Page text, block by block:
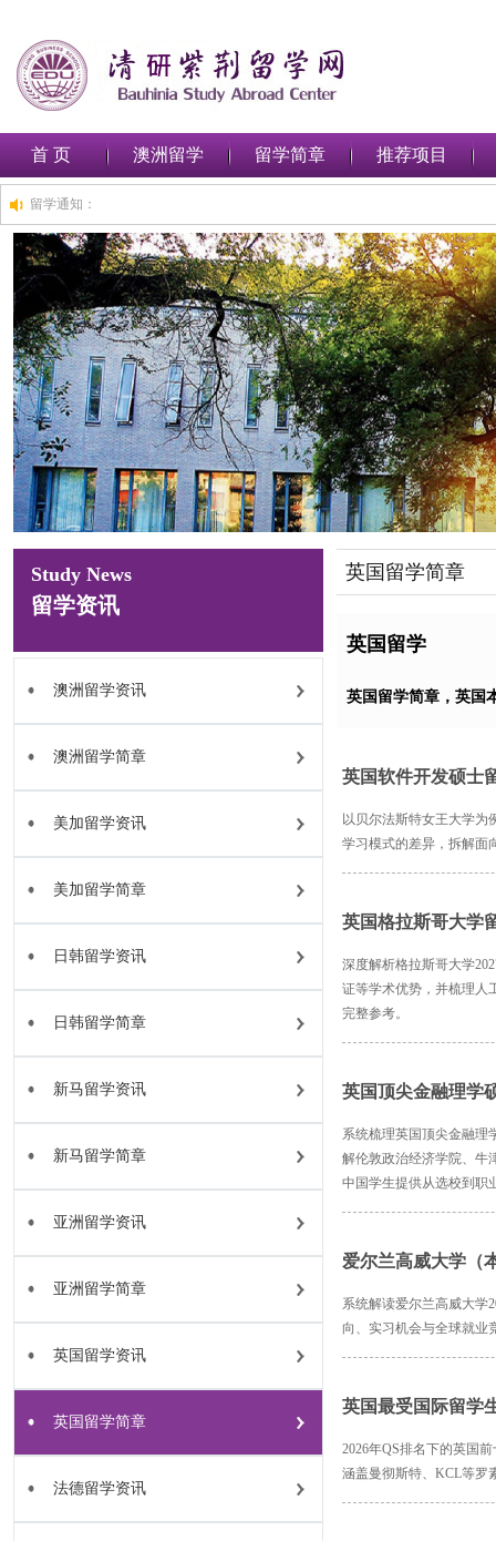
首 页 澳洲留学 留学简章 推荐项目
留学通知：
Study News
留学资讯
澳洲留学资讯
澳洲留学简章
美加留学资讯
美加留学简章
日韩留学资讯
日韩留学简章
新马留学资讯
新马留学简章
亚洲留学资讯
亚洲留学简章
英国留学资讯
英国留学简章
法德留学资讯
英国留学简章
英国留学
英国留学简章，英国
英国软件开发硕士
以贝尔法斯特女王大学为
学习模式的差异，拆解面
英国格拉斯哥大学
深度解析格拉斯哥大学
证等学术优势，并梳理人
完整参考。
英国顶尖金融理学
系统梳理英国顶尖金融理
解伦敦政治经济学院、牛
中国学生提供从选校到职
爱尔兰高威大学（
系统解读爱尔兰高威大学
向、实习机会与全球就业
英国最受国际留学
2026年QS排名下的英国
涵盖曼彻斯特、KCL等罗